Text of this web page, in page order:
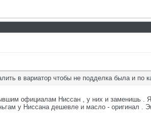
в вариатор чтобы не подделка была и по
официалам Ниссан , у них и заменишь .
у Ниссана дешевле и масло - оригинал